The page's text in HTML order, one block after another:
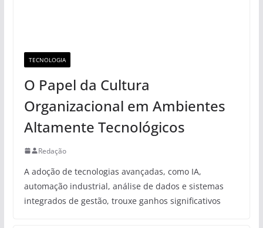
TECNOLOGIA
O Papel da Cultura
Organizacional em Ambientes
Altamente Tecnológicos
Redação
A adoção de tecnologias avançadas, como IA,
automação industrial, análise de dados e sistemas
integrados de gestão, trouxe ganhos significativos